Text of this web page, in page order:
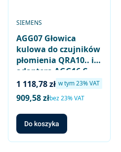
AGG07 Głowica
kulowa do czujników
płomienia QRA10.. i
adaptera AGG16.C
PRODUCENT
SIEMENS
Cena brutto
1 118,78 zł w tym %s VAT
w tym23%VAT
Cena netto
909,58 złbez 23% VAT
Do koszyka